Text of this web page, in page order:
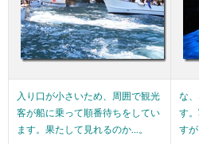
入り口が小さいため、周囲で観光
客が船に乗って順番待ちをしてい
ます。果たして見れるのか…。
な
す
す